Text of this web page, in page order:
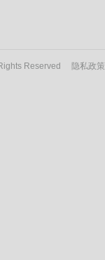
Reserved 隐私政策